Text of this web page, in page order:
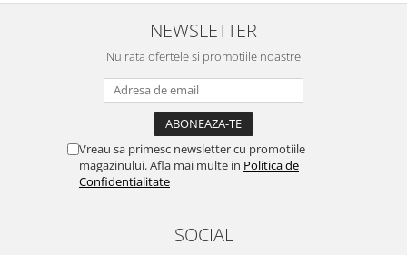
NEWSLETTER
Nu rata ofertele si promotiile noastre
Vreau sa primesc newsletter cu promotiile
magazinului. Afla mai multe in Politica de
Confidentialitate
SOCIAL